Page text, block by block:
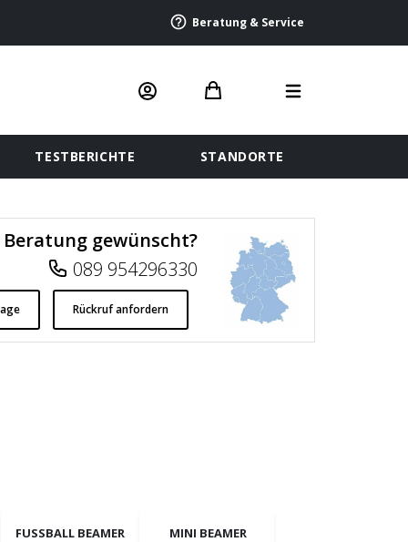
Beratung & Service
TESTBERICHTE STANDORTE
Beratung gewünscht?
089 954296330
Rückruf anfordern
FUSSBALL BEAMER MINI BEAMER